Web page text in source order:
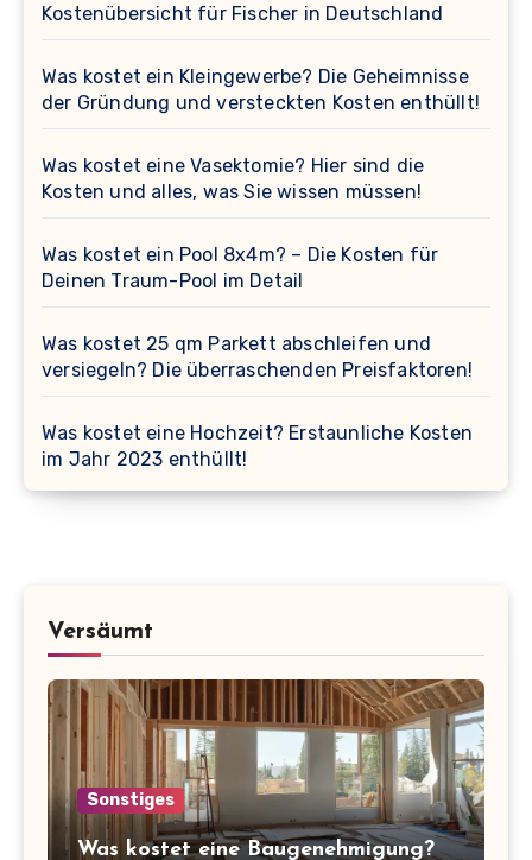
Kostenübersicht für Fischer in Deutschland
Was kostet ein Kleingewerbe? Die Geheimnisse
der Gründung und versteckten Kosten enthüllt!
Was kostet eine Vasektomie? Hier sind die
Kosten und alles, was Sie wissen müssen!
Was kostet ein Pool 8x4m? – Die Kosten für
Deinen Traum-Pool im Detail
Was kostet 25 qm Parkett abschleifen und
versiegeln? Die überraschenden Preisfaktoren!
Was kostet eine Hochzeit? Erstaunliche Kosten
im Jahr 2023 enthüllt!
Versäumt
Sonstiges
Was kostet eine Baugenehmigung?